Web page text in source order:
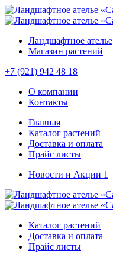
Ландшафтное ателье
Магазин растений
+7 (921) 942 48 18
О компании
Контакты
Главная
Каталог растений
Доставка и оплата
Прайс листы
Новости и Акции 1
Каталог растений
Доставка и оплата
Прайс листы